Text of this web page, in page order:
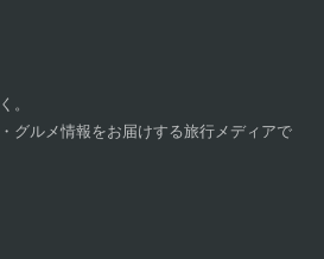
。
グルメ情報をお届けする旅行メディアで